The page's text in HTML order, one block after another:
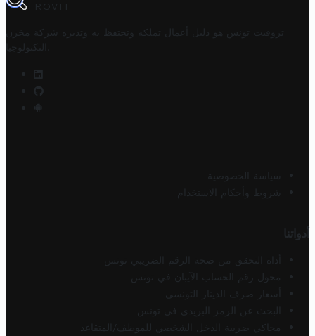
TROVIT
تروفيت تونس هو دليل أعمال تملكه وتحتفظ به وتديره
شركة مخزن
التكنولوجيا
سياسة الخصوصية
شروط وأحكام الاستخدام
أدواتنا
أداة التحقق من صحة الرقم الضريبي تونس
محول رقم الحساب الآيبان في تونس
أسعار صرف الدينار التونسي
البحث عن الرمز البريدي في تونس
محاكي ضريبة الدخل الشخصي للموظف/المتقاعد